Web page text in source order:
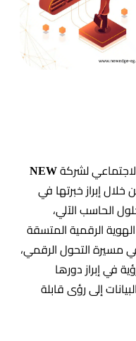
لشركةNEW
إبراز خبرتها في
الحاسب الآلي،
الرقمية المتسقة
مسيرة التحول الرقمي،
في إبراز دورها
إلى رؤى قابلة